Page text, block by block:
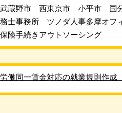
蔵野市 西東京市 小平市 国
務士事務所 ツノダ人事多摩オ
険手続きアウトソーシング
働同一賃金対応の就業規則作